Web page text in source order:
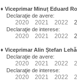
♦ Viceprimar Minuț Eduard
Declaraţie de avere:
2020 2021 2022
Declaraţie de interese:
2020 2021 2022
♦ Viceprimar Alin Ștefan
Declaraţie de avere:
2020 2021 2022
Declaraţie de interese:
2020 2021 2022